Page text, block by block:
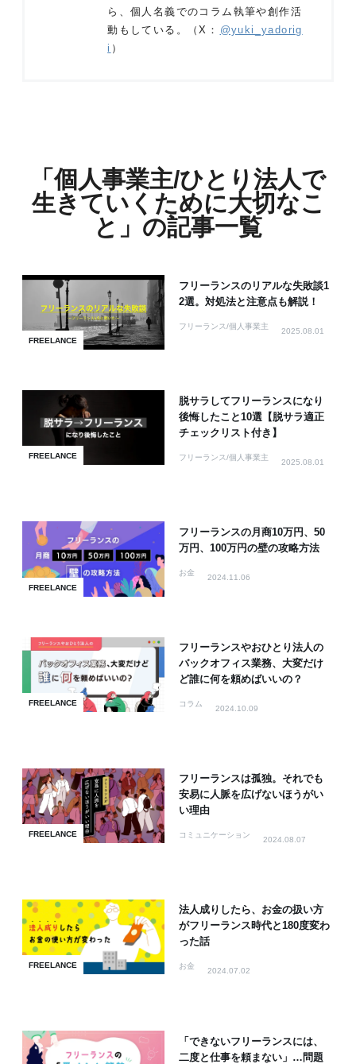
ら、個人名義でのコラム執筆や創作活
動もしている。（X： @yuki_yadorig
i ）
「個人事業主/ひとり法人で
生きていくために大切なこ
と」の記事一覧
FREELANCE
フリーランスのリアルな失敗談1
2選。対処法と注意点も解説！
フリーランス/個人事業主
2025.08.01
FREELANCE
脱サラしてフリーランスになり
後悔したこと10選【脱サラ適正
チェックリスト付き】
フリーランス/個人事業主
2025.08.01
FREELANCE
フリーランスの月商10万円、50
万円、100万円の壁の攻略方法
お金
2024.11.06
FREELANCE
フリーランスやおひとり法人の
バックオフィス業務、大変だけ
ど誰に何を頼めばいいの？
コラム
2024.10.09
FREELANCE
フリーランスは孤独。それでも
安易に人脈を広げないほうがい
い理由
コミュニケーション
2024.08.07
FREELANCE
法人成りしたら、お金の扱い方
がフリーランス時代と180度変わ
った話
お金
2024.07.02
「できないフリーランスには、
二度と仕事を頼まない」…問題